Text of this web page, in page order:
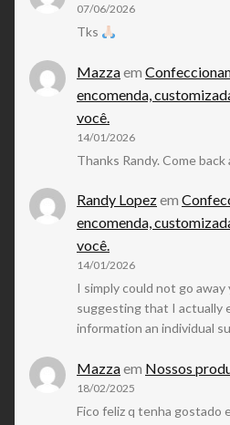
07/06/2026
Tks
Mazzaem
encomenda,
você.
14/01/2026
Thanks Randy. Come back
Randy Lopezem
encomenda,
você.
14/01/2026
I simply could not go
suggesting that I actually
information an individual
Mazzaem Nossos
18/02/2025
Fico feliz q tenha gostado